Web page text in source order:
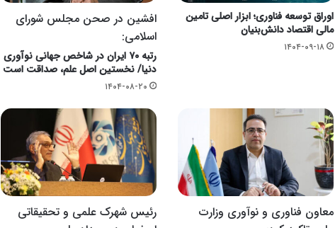
اوراق توسعه فناوری؛ ابزار اصلی تامین
مالی اقتصاد دانش‌بنیان
۱۴۰۴-۰۹-۱۸
افشین در صحن مجلس شورای
اسلامی:
رتبه ۷۰ ایران در شاخص جهانی نوآوری
دنیا/ نخستین اصل علم، صداقت است
۱۴۰۴-۰۸-۲۰
معاون فناوری و نوآوری وزارت
رئیس شهرک علمی و تحقیقاتی